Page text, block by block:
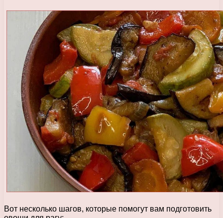
Вот несколько шагов, которые помогут вам подготовить